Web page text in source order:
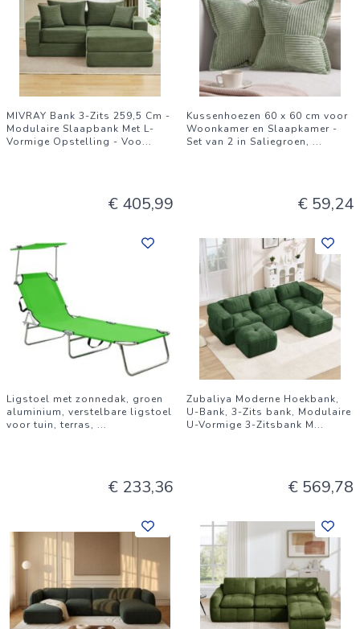
MIVRAY Bank 3-Zits 259,5 Cm -
Modulaire Slaapbank Met L-
Vormige Opstelling - Voo...
€ 405,99
Kussenhoezen 60 x 60 cm voor
Woonkamer en Slaapkamer -
Set van 2 in Saliegroen, ...
€ 59,24
Ligstoel met zonnedak, groen
aluminium, verstelbare ligstoel
voor tuin, terras, ...
€ 233,36
Zubaliya Moderne Hoekbank,
U-Bank, 3-Zits bank, Modulaire
U-Vormige 3-Zitsbank M...
€ 569,78